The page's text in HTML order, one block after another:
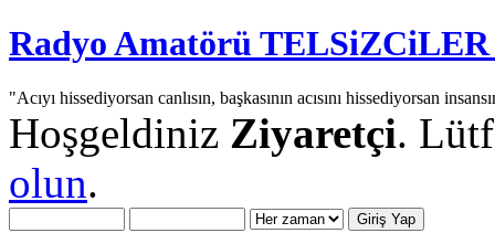
Radyo Amatörü
"Acıyı hissediyorsan canlısın, başkasının acısını hissediyorsan
Hoşgeldiniz Ziyaretçi.
olun.